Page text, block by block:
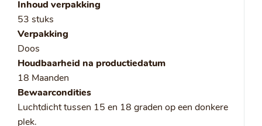
Inhoud verpakking
53 stuks
Verpakking
Doos
Houdbaarheid na productiedatum
18 Maanden
Bewaarcondities
Luchtdicht tussen 15 en 18 graden op een donkere
plek.